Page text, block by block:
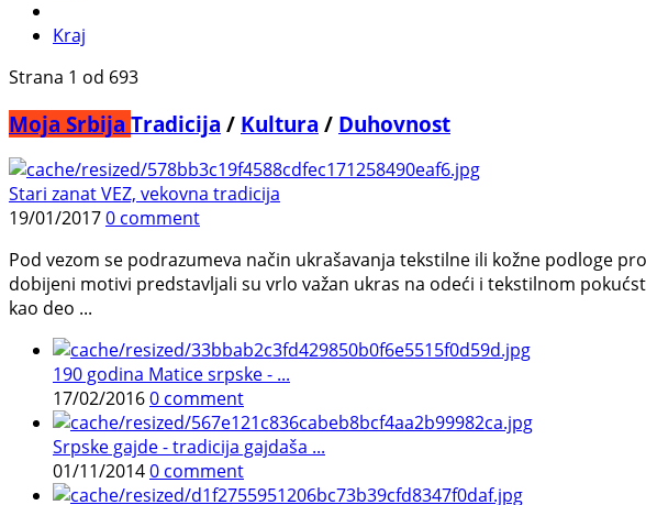
Kraj
Strana 1 od 693
Moja Srbija Tradicija / Kultura / Duhovnost
Stari zanat VEZ, vekovna tradicija
19/01/20170 comment
Pod vezom se podrazumeva način ukrašavanja tekstilne ili kožne podloge
dobijeni motivi predstavljali su vrlo važan ukras na odeći i tekstilnom
kao deo ...
190 godina Matice srpske - ...
17/02/20160 comment
Srpske gajde - tradicija gajdaša ...
01/11/20140 comment